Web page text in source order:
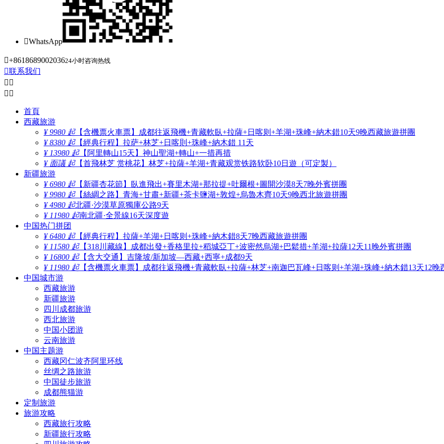
WhatsApp
+861868900203624小时咨询热线
联系我们
 
 
首頁
西藏旅游
¥ 9980 起【含機票火車票】成都往返飛機+青藏軟臥+拉薩+日喀则+羊湖+珠峰+納木錯10天9晚西藏旅遊拼團
¥ 8380 起【經典行程】拉萨+林芝+日喀則+珠峰+納木錯 11天
¥ 13980 起【阿里轉山15天】神山聖湖+轉山+一措再措
¥ 面議 起【首飛林芝 赏桃花】林芝+拉薩+羊湖+青藏观赏铁路软卧10日遊（可定製）
新疆旅游
¥ 6980 起【新疆杏花節】臥進飛出+賽里木湖+那拉提+吐爾根+圖開沙漠8天7晚外賓拼團
¥ 9980 起【絲綢之路】青海+甘肅+新疆+茶卡鹽湖+敦煌+烏魯木齊10天9晚西北旅遊拼團
¥ 4980 起北疆·沙漠草原獨庫公路9天
¥ 11980 起南北疆·全景線16天深度遊
中国热门拼团
¥ 6480 起【經典行程】拉薩+羊湖+日喀则+珠峰+納木錯8天7晚西藏旅遊拼團
¥ 11580 起【318川藏線】成都出發+香格里拉+稻城亞丁+波密然烏湖+巴鬆措+羊湖+拉薩12天11晚外賓拼團
¥ 16800 起【含大交通】吉隆坡/新加坡—西藏+西寧+成都9天
¥ 11980 起【含機票火車票】成都往返飛機+青藏軟臥+拉薩+林芝+南迦巴瓦峰+日喀则+羊湖+珠峰+納木錯13天12晚
中国城市游
西藏旅游
新疆旅游
四川成都旅游
西北旅游
中国小团游
云南旅游
中国主题游
西藏冈仁波齐阿里环线
丝绸之路旅游
中国徒步旅游
成都熊猫游
定制旅游
旅游攻略
西藏旅行攻略
新疆旅行攻略